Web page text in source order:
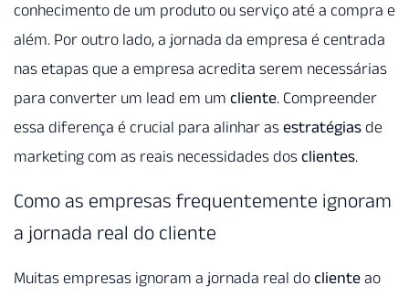
conhecimento de um produto ou serviço até a compra e
além. Por outro lado, a jornada da empresa é centrada
nas etapas que a empresa acredita serem necessárias
para converter um lead em um cliente. Compreender
essa diferença é crucial para alinhar as estratégias de
marketing com as reais necessidades dos clientes.
Como as empresas frequentemente ignoram
a jornada real do cliente
Muitas empresas ignoram a jornada real do cliente ao